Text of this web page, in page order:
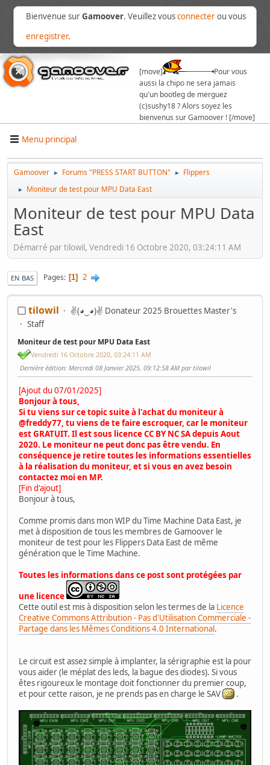
Bienvenue surGamoover. Veuillez vousconnecterou vous
enregistrer.
[move]
Pour vous
aussi la chipo ne sera jamais
qu'un bootleg de merguez
(c)sushy18 ? Alors soyez les
bienvenus sur Gamoover ! [/move]
Menu principal
Gamoover ► Forums "PRESS START BUTTON" ► Flippers
► Moniteur de test pour MPU Data East
Moniteur de test pour MPU Data
East
Démarré par tilowil, Vendredi 16 Octobre 2020, 03:24:11 AM
EN BAS Pages 1 2
tilowil
✌(◕‿◕)✌ Donateur 2025 Brouettes Master's
Staff
Moniteur de test pour MPU Data East
Vendredi 16 Octobre 2020, 03:24:11 AM
Dernière édition: Mercredi 08 Janvier 2025, 09:12:58 AM par tilowil
[Ajout du 07/01/2025]
Bonjour à tous,
Si tu viens sur ce topic suite à l'achat du moniteur à
@freddy77, tu viens de te faire escroquer, car le moniteur
est GRATUIT. Il est sous licence CC BY NC SA depuis Aout
2020. Le moniteur ne peut donc pas être vendu. En
conséquence je retire toutes les informations essentielles
à la réalisation du moniteur, et si vous en avez besoin
contactez moi en MP.
[Fin d'ajout]
Bonjour à tous,
Comme promis dans mon WIP du Time Machine Data East, je
met à disposition de tous les membres de Gamoover le
moniteur de test pour les Flippers Data East de même
génération que le Time Machine.
Toutes les informations dans ce post sont protégées par
une licence
Cette outil est mis à disposition selon les termes de la Licence
Creative Commons Attribution - Pas d'Utilisation Commerciale -
Partage dans les Mêmes Conditions 4.0 International.
Le circuit est assez simple à implanter, la sérigraphie est la pour
vous aider (le méplat des leds, la bague des diodes). Si vous
êtes rigoureux le montage doit fonctionner du premier coup,
et pour cette raison, je ne prends pas en charge le SAV
.